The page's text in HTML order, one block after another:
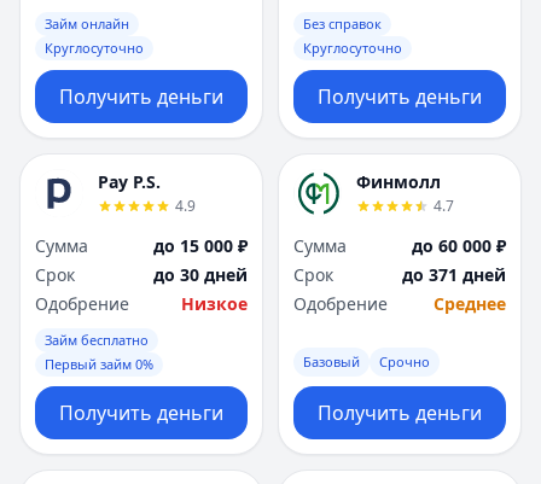
Займ онлайн
Круглосуточно
Получить деньги
Без справок
Круглосуточно
Получить деньги
Pay P.S.
4.9
Сумма
до 15 000 ₽
Срок
до 30 дней
Одобрение
Низкое
Займ бесплатно
Первый займ 0%
Получить деньги
Финмолл
4.7
Сумма
до 60 000 ₽
Срок
до 371 дней
Одобрение
Среднее
Базовый Срочно
Получить деньги